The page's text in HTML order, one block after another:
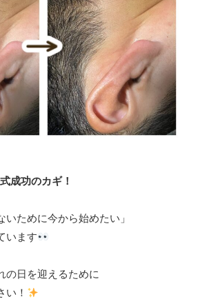
成功のカギ！
いために今から始めたい」
います
の日を迎えるために
い！